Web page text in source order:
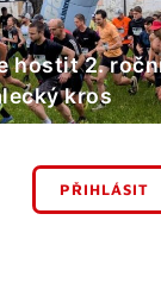
hostit 2.
kros
PŘIHLÁSIT